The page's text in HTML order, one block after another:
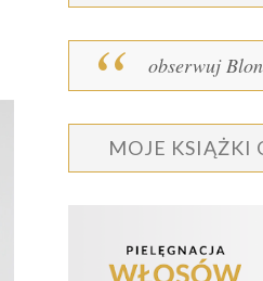
obserwuj
MOJE KSIĄŻKI